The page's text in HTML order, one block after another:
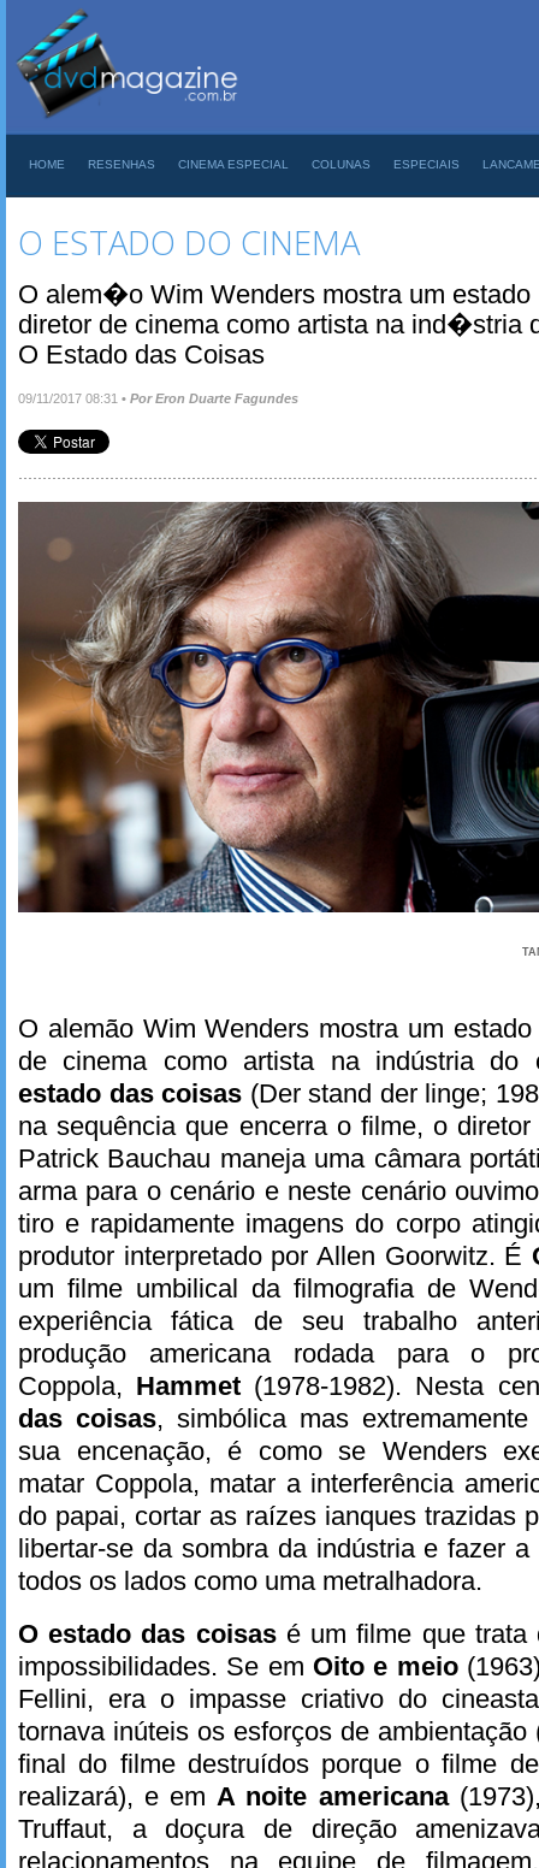
HOME RESENHAS CINEMA ESPECIAL COLUNAS ESPECIAIS
O ESTADO DO CINEMA
O alem�o Wim Wenders mostra um
diretor de cinema como artista na ind�stria
O Estado das Coisas
09/11/2017 08:31 • Por Eron Duarte Fagundes
O alemão Wim Wenders mostra um
de cinema como artista na indústria
estado das coisas (Der stand der linge;
na sequência que encerra o filme, o
Patrick Bauchau maneja uma câmara
arma para o cenário e neste cenário
tiro e rapidamente imagens do corpo
produtor interpretado por Allen Goorwitz. É
um filme umbilical da filmografia de
experiência fática de seu trabalho
produção americana rodada para o
Coppola, Hammet (1978-1982). Nesta
das coisas, simbólica mas
sua encenação, é como se Wenders
matar Coppola, matar a interferência
do papai, cortar as raízes ianques trazidas
libertar-se da sombra da indústria e fazer
todos os lados como uma metralhadora.
O estado das coisas é um filme que
impossibilidades. Se em Oito e meio
Fellini, era o impasse criativo do
tornava inúteis os esforços de
final do filme destruídos porque o filme
realizará), e emA noite americana
Truffaut, a doçura de direção
relacionamentos na equipe de